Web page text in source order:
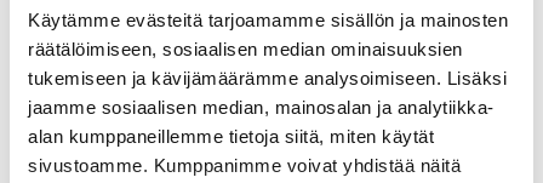
Käytämme evästeitä tarjoamamme sisällön ja mainosten
räätälöimiseen, sosiaalisen median ominaisuuksien
tukemiseen ja kävijämäärämme analysoimiseen. Lisäksi
jaamme sosiaalisen median, mainosalan ja analytiikka-
alan kumppaneillemme tietoja siitä, miten käytät
sivustoamme. Kumppanimme voivat yhdistää näitä
Tutustu myös